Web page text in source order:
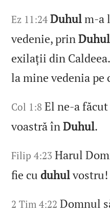
Ez 11:24 Duhulm‑a
vedenie, prinDuhul
exilații din
la mine vedenia pe
Col 1:8 El ne‑a
voastră înDuhul.
Filip 4:23 Harul
fie cu duhul
2 Tim 4:22 Domnul